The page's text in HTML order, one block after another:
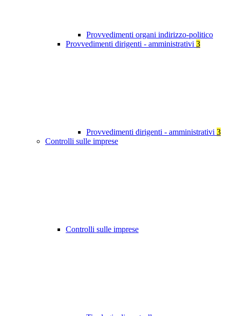
Provvedimenti organi indirizzo-politico
Provvedimenti dirigenti - amministrativi 3
Provvedimenti dirigenti - amministrativi 3
Controlli sulle imprese
Controlli sulle imprese